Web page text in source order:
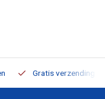
Gratis verzending